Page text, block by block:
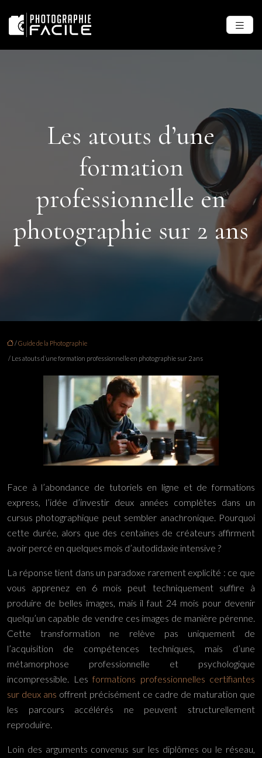
Les atouts d’une
formation
professionnelle en
photographie sur 2 ans
/Guide de la Photographie
/ Les atouts d’une formation professionnelle en photographie sur 2 ans
Face à l’abondance de tutoriels en ligne et de formations
express, l’idée d’investir deux années complètes dans un
cursus photographique peut sembler anachronique. Pourquoi
cette durée, alors que des centaines de créateurs affirment
avoir percé en quelques mois d’autodidaxie intensive ?
La réponse tient dans un paradoxe rarement explicité : ce que
vous apprenez en 6 mois peut techniquement suffire à
produire de belles images, mais il faut 24 mois pour devenir
quelqu’un capable de vendre ces images de manière pérenne.
Cette transformation ne relève pas uniquement de
l’acquisition de compétences techniques, mais d’une
métamorphose professionnelle et psychologique
incompressible. Les formations professionnelles certifiantes
sur deux ans offrent précisément ce cadre de maturation que
les parcours accélérés ne peuvent structurellement
reproduire.
Loin des arguments convenus sur les diplômes ou le réseau,